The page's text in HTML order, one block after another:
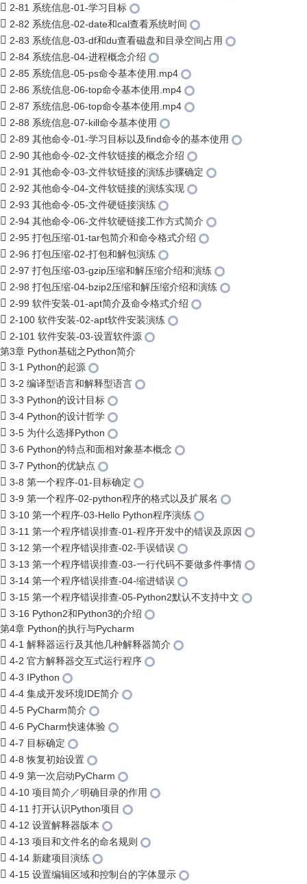
2-81 系统信息-01-学习目标
2-82 系统信息-02-date和cal查看系统时间
2-83 系统信息-03-df和du查看磁盘和目录空间占用
2-84 系统信息-04-进程概念介绍
2-85 系统信息-05-ps命令基本使用.mp4
2-86 系统信息-06-top命令基本使用.mp4
2-87 系统信息-06-top命令基本使用.mp4
2-88 系统信息-07-kill命令基本使用
2-89 其他命令-01-学习目标以及find命令的基本使用
2-90 其他命令-02-文件软链接的概念介绍
2-91 其他命令-03-文件软链接的演练步骤确定
2-92 其他命令-04-文件软链接的演练实现
2-93 其他命令-05-文件硬链接演练
2-94 其他命令-06-文件软硬链接工作方式简介
2-95 打包压缩-01-tar包简介和命令格式介绍
2-96 打包压缩-02-打包和解包演练
2-97 打包压缩-03-gzip压缩和解压缩介绍和演练
2-98 打包压缩-04-bzip2压缩和解压缩介绍和演练
2-99 软件安装-01-apt简介及命令格式介绍
2-100 软件安装-02-apt软件安装演练
2-101 软件安装-03-设置软件源
第3章 Python基础之Python简介
3-1 Python的起源
3-2 编译型语言和解释型语言
3-3 Python的设计目标
3-4 Python的设计哲学
3-5 为什么选择Python
3-6 Python的特点和面相对象基本概念
3-7 Python的优缺点
3-8 第一个程序-01-目标确定
3-9 第一个程序-02-python程序的格式以及扩展名
3-10 第一个程序-03-Hello Python程序演练
3-11 第一个程序错误排查-01-程序开发中的错误及原因
3-12 第一个程序错误排查-02-手误错误
3-13 第一个程序错误排查-03-一行代码不要做多件事情
3-14 第一个程序错误排查-04-缩进错误
3-15 第一个程序错误排查-05-Python2默认不支持中文
3-16 Python2和Python3的介绍
第4章 Python的执行与Pycharm
4-1 解释器运行及其他几种解释器简介
4-2 官方解释器交互式运行程序
4-3 IPython
4-4 集成开发环境IDE简介
4-5 PyCharm简介
4-6 PyCharm快速体验
4-7 目标确定
4-8 恢复初始设置
4-9 第一次启动PyCharm
4-10 项目简介／明确目录的作用
4-11 打开认识Python项目
4-12 设置解释器版本
4-13 项目和文件名的命名规则
4-14 新建项目演练
4-15 设置编辑区域和控制台的字体显示